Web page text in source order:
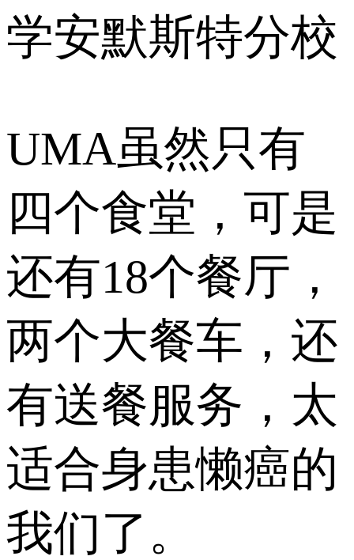
学安默斯特分校
UMA虽然只有
四个食堂，可是
还有18个餐厅，
两个大餐车，还
有送餐服务，太
适合身患懒癌的
我们了。